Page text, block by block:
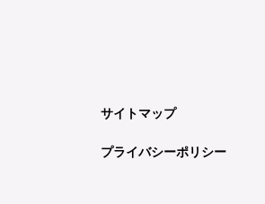
サイトマップ
プライバシーポリシー